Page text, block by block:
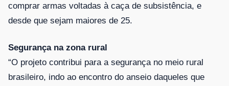
comprar armas voltadas à caça de subsistência, e
desde que sejam maiores de 25.
Segurança na zona rural
“O projeto contribui para a segurança no meio rural
brasileiro, indo ao encontro do anseio daqueles que